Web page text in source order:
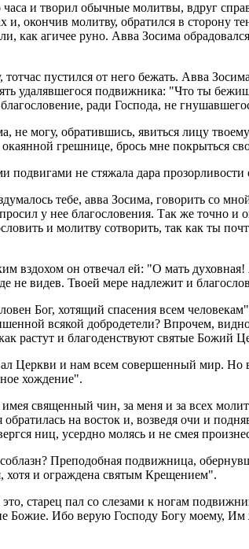
и творил обычные молитвы, вдруг
окончив молитву, обратился в сторону
как агичее руно. Авва Зосима
пустился от него бежать. Авва
удалявшегося подвижника: "Что ты
ради Господа, не
не могу, обратившись, явиться лицу
грешнице, брось мне покрыться
не стяжала дара
тебе, авва Зосима, говорить со
у нее благословения. Так же точно
и молитву сотворить, так как ты
вздохом он отвечал ей: "О мать
не видев. Твоей мере надлежит и
Бог, хотящий спасения всем
всякой добродетели? Впрочем,
растут и благоденствуют святые Божий
Церкви и нам всем совершенный мир. Но
хождение".
священный чин, за меня и за всех
на восток и, возведя очи и
ниц, усердно молясь и не смея
Преподобная подвижница,
и ограждена святым Крещением".
старец пал со слезами к ногам
Божие. Ибо верую Господу Богу моему,